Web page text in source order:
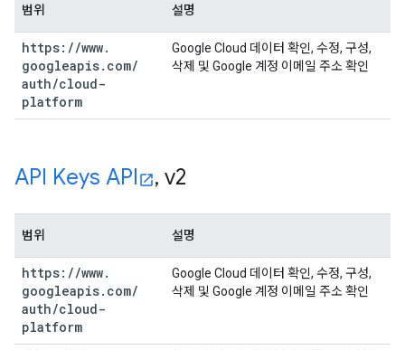
범위 설명
https: //www.
googleapis. com/
auth/cloud-
platform
Google Cloud 데이터 확인, 수정, 구성,
삭제 및 Google 계정 이메일 주소 확인
API Keys API , v2
범위 설명
https: //www.
googleapis. com/
auth/cloud-
platform
Google Cloud 데이터 확인, 수정, 구성,
삭제 및 Google 계정 이메일 주소 확인